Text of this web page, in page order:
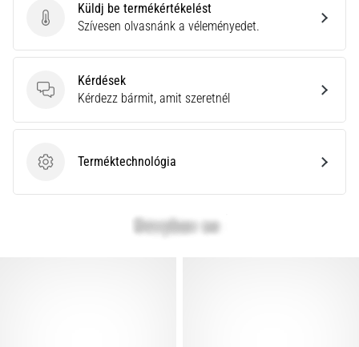
Küldj be termékértékelést
Küldj be termékértékelést
Szívesen olvasnánk a véleményedet.
Kérdések
Kérdések
Kérdezz bármit, amit szeretnél
Terméktechnológia
Terméktechnológia